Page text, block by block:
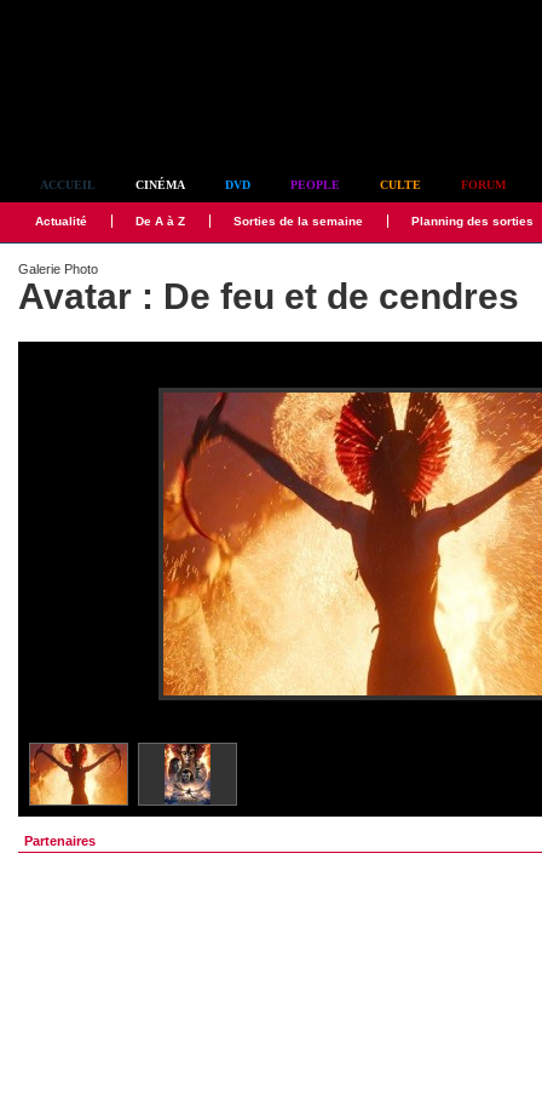
ACCUEIL CINÉMA DVD PEOPLE CULTE FORUM
Actualité De A à Z Sorties de la semaine Planning des sorties
Galerie Photo
Avatar : De feu et de cendres
Partenaires